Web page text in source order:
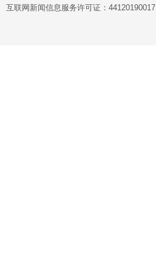
互联网新闻信息服务许可证：44120190017